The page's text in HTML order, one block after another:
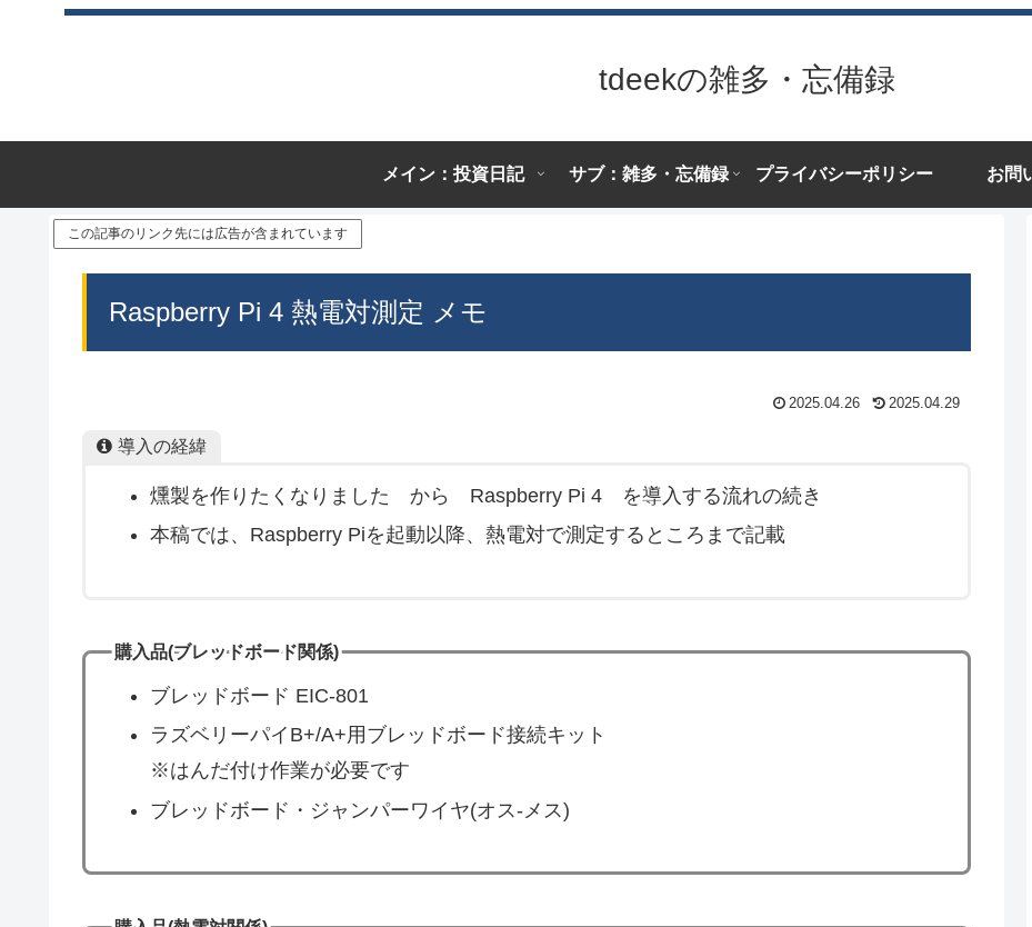
tdeekの雑多・忘備録
メイン：投資日記 サブ：雑多・忘備録 プライバシーポリシー お問
この記事のリンク先には広告が含まれています
Raspberry Pi 4 熱電対測定 メモ
2025.04.26 2025.04.29
導入の経緯
燻製を作りたくなりました から Raspberry Pi 4 を導入する流れの続き
本稿では、Raspberry Piを起動以降、熱電対で測定するところまで記載
購入品(ブレッドボード関係)
ブレッドボード EIC-801
ラズベリーパイB+/A+用ブレッドボード接続キット
※はんだ付け作業が必要です
ブレッドボード・ジャンパーワイヤ(オス-メス)